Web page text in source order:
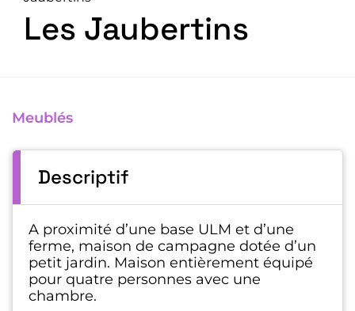
Les Jaubertins
Meublés
Descriptif
A proximité d’une base ULM et d’une
ferme, maison de campagne dotée d’un
petit jardin. Maison entièrement équipé
pour quatre personnes avec une
chambre.